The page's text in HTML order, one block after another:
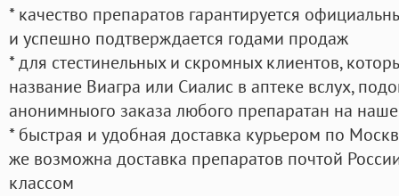
* качество препаратов гарантируется
и успешно подтверждается годами продаж
* для стестинельных и скромных клиентов,
название Виагра или Сиалис в аптеке вслух,
анонимныого заказа любого препаратан на
* быстрая и удобная доставка курьером по
же возможна доставка препаратов почтой
классом